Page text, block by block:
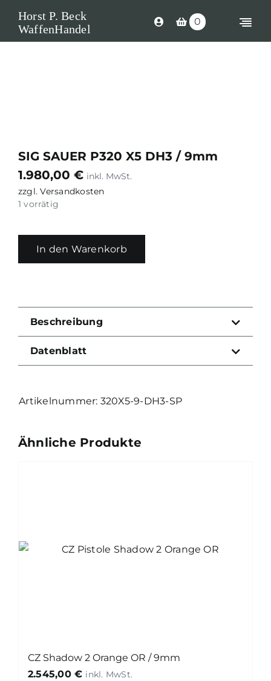
content
Horst P. Beck
WaffenHandel
Optik
Search
0
SIG SAUER P320 X5 DH3 / 9mm
1.980,00 €
zzgl.Versandkosten
1 vorrätig
In den Warenkorb
Beschreibung
Datenblatt
320X5-9-DH3-SP
Ähnliche Produkte
CZ Shadow 2 Orange OR / 9mm
2.545,00€